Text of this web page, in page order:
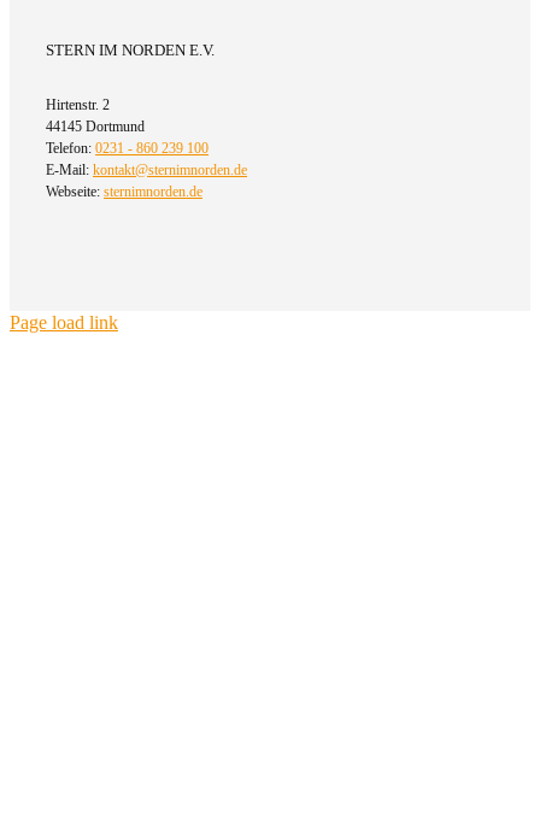
STERN IM NORDEN E.V.
Hirtenstr. 2
44145 Dortmund
Telefon: 0231 - 860 239 100
E-Mail: kontakt@sternimnorden.de
Webseite: sternimnorden.de
Page load link